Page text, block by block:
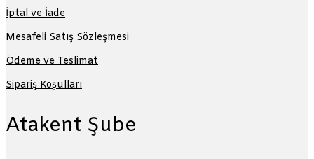
İptal ve İade
Mesafeli Satış Sözleşmesi
Ödeme ve Teslimat
Sipariş Koşulları
Atakent Şube